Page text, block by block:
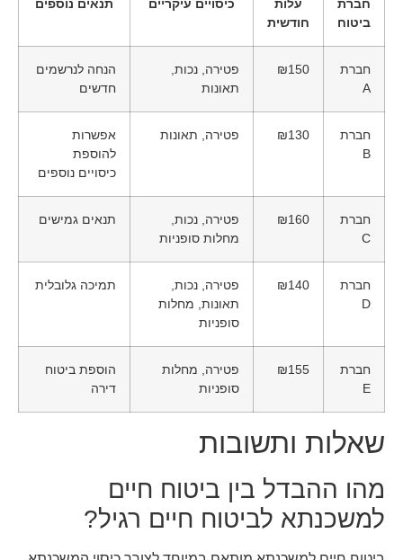
חברת
ביטוח
עלות
חודשית
כיסויים עיקריים תנאים נוספים
חברת
A
₪150
פטירה, נכות,
תאונות
הנחה לנרשמים
חדשים
חברת
B
₪130 פטירה, תאונות
אפשרות
להוספת
כיסויים נוספים
חברת
C
₪160
פטירה, נכות,
מחלות סופניות
תנאים גמישים
חברת
D
₪140
פטירה, נכות,
תאונות, מחלות
סופניות
תמיכה גלובלית
חברת
E
₪155
פטירה, מחלות
סופניות
הוספת ביטוח
דירה
שאלות ותשובות
מהו ההבדל בין ביטוח חיים
למשכנתא לביטוח חיים רגיל?